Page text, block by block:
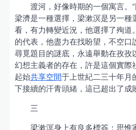
渡河，好像時期的一個寓言。
梁濟是一種選擇，梁漱溟是另一種
看，有力轉變近況，他選擇了殉道
的代表，他盡力在找盼望，不空口
尋覓題目的謎底，永遠舉動在孜孜
幻想主義者的存在，許是這個實際
起始共享空間于上世紀二三十年月
下接續的汗青頭緒，這已超出了成
三
梁漱溟身上有良多標簽：思惟